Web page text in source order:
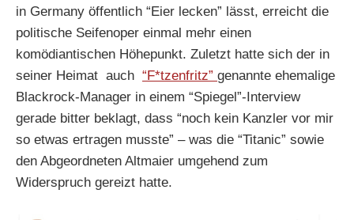
in Germany öffentlich “Eier lecken” lässt, erreicht die
politische Seifenoper einmal mehr einen
komödiantischen Höhepunkt. Zuletzt hatte sich der in
seiner Heimat auch “F*tzenfritz” genannte ehemalige
Blackrock-Manager in einem “Spiegel”-Interview
gerade bitter beklagt, dass “noch kein Kanzler vor mir
so etwas ertragen musste” – was die “Titanic” sowie
den Abgeordneten Altmaier umgehend zum
Widerspruch gereizt hatte.